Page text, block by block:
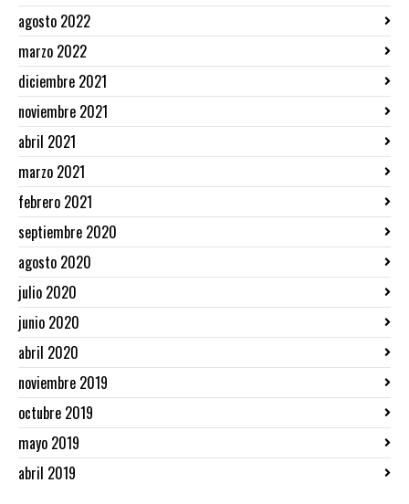
agosto 2022
marzo 2022
diciembre 2021
noviembre 2021
abril 2021
marzo 2021
febrero 2021
septiembre 2020
agosto 2020
julio 2020
junio 2020
abril 2020
noviembre 2019
octubre 2019
mayo 2019
abril 2019